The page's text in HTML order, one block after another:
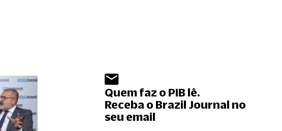
Quem faz o PIB lê.
Receba o Brazil Journal no
seu email